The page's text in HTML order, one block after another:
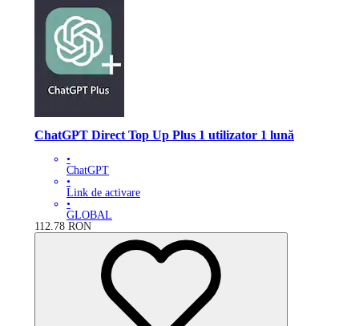
ChatGPT Direct Top Up Plus 1 utilizator 1 lună
•
ChatGPT
•
Link de activare
•
GLOBAL
112.78 RON